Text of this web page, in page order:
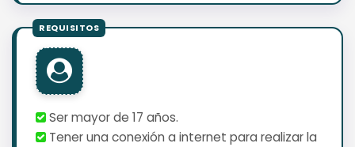
Ser mayor de 17 años.
Tener una conexión a internet para realizar la